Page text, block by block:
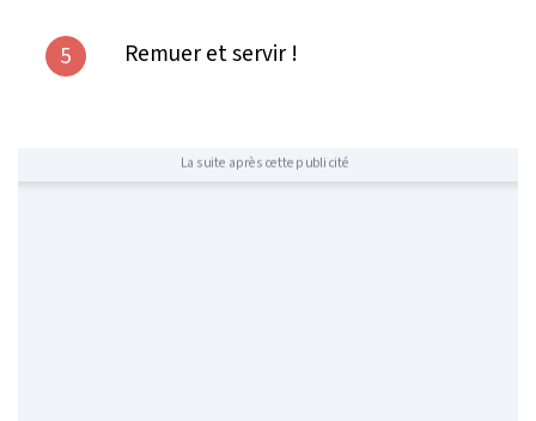
5 Remuer et servir !
La suite après cette publicité